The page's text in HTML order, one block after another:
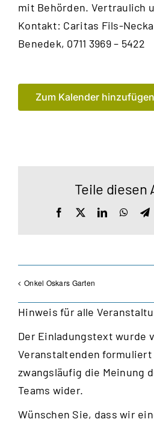
mit Behörden. Vertraulich
Kontakt: Caritas Fils-
Benedek, 0711 3969 – 5422
Zum Kalender hinzufügen
Teile diesen
Facebook LinkedIn
Onkel Oskars Garten
Hinweis für alle
Der Einladungstext wurde
Veranstaltenden
zwangsläufig die Meinung
Teams wider.
Wünschen Sie, dass wir